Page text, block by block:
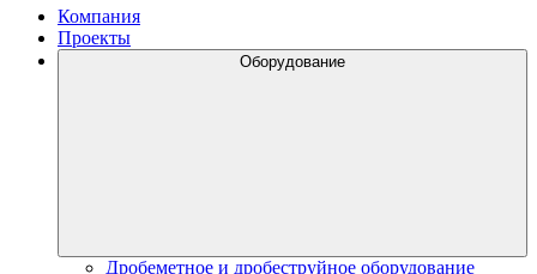
Компания
Проекты
Оборудование
Дробеметное и дробеструйное оборудование